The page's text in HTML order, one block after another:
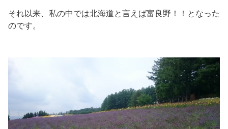
それ以来、私の中では北海道と言えば富良野！！となった
のです。